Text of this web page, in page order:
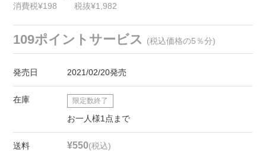
消費税¥198 税抜¥1,982
109ポイントサービス (税込価格の5％分)
発売日 2021/02/20発売
在庫 限定数終了
お一人様1点まで
送料 ¥550(税込)